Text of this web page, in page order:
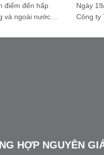
điểm đến hấp
và ngoài nước
thành khắp cả
Ngày
Công ty
Trung
HỢP NGUYÊN